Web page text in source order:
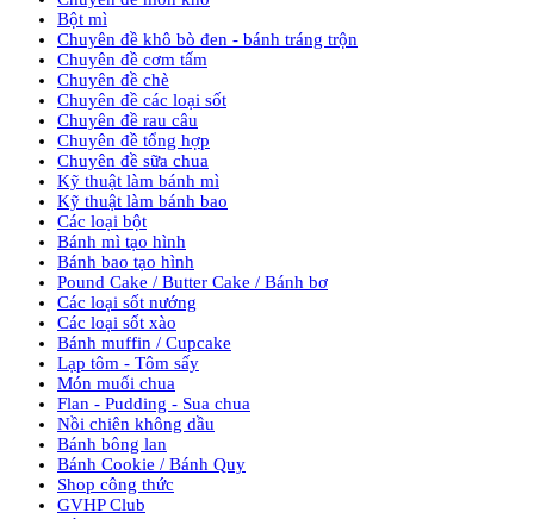
Bột mì
Chuyên đề khô bò đen - bánh tráng trộn
Chuyên đề cơm tấm
Chuyên đề chè
Chuyên đề các loại sốt
Chuyên đề rau câu
Chuyên đề tổng hợp
Chuyên đề sữa chua
Kỹ thuật làm bánh mì
Kỹ thuật làm bánh bao
Các loại bột
Bánh mì tạo hình
Bánh bao tạo hình
Pound Cake / Butter Cake / Bánh bơ
Các loại sốt nướng
Các loại sốt xào
Bánh muffin / Cupcake
Lạp tôm - Tôm sấy
Món muối chua
Flan - Pudding - Sua chua
Nồi chiên không dầu
Bánh bông lan
Bánh Cookie / Bánh Quy
Shop công thức
GVHP Club